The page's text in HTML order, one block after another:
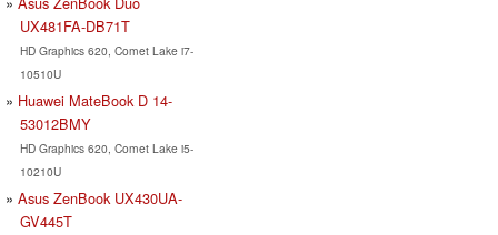
UX481FA-DB71T
HD Graphics 620, Comet Lake i7-
10510U
Huawei MateBook D 14-
53012BMY
HD Graphics 620, Comet Lake i5-
10210U
Asus ZenBook UX430UA-
GV445T